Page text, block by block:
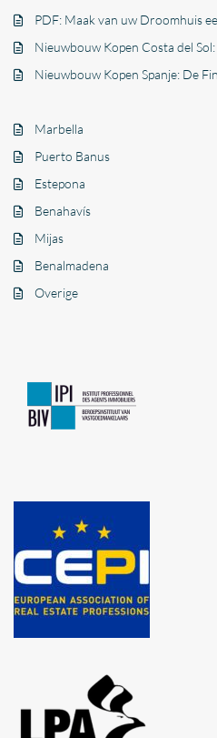
PDF: Maak van uw Droomhuis
Nieuwbouw Kopen Costa del
Nieuwbouw Kopen Spanje: De
Marbella
Puerto Banus
Estepona
Benahavís
Mijas
Benalmadena
Overige